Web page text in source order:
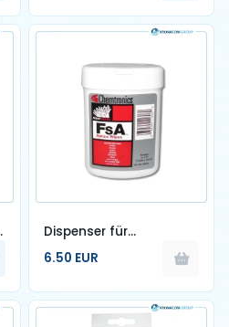
Dispenser für
vorbefeuchtete Tücher
für Faseroptik-Verbinder
6.50 EUR